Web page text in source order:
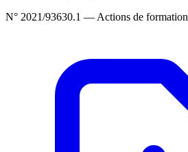
N° 2021/93630.1 — Actions de formation